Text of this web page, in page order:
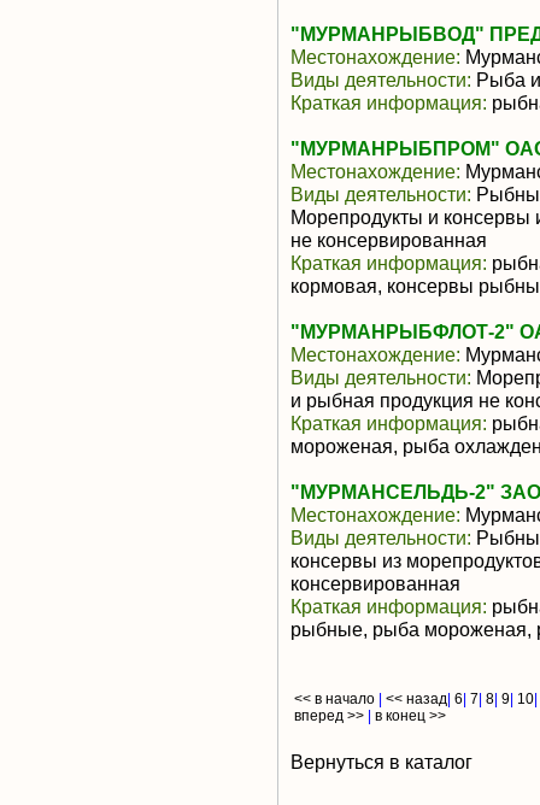
"МУРМАНРЫБВОД"
Местонахождение:
Виды деятельности: Рыба
Краткая информация:
"МУРМАНРЫБПРОМ"
Местонахождение:
Виды деятельности:
Морепродукты и консервы
не консервированная
Краткая информация:
кормовая, консервы
"МУРМАНРЫБФЛОТ-2"
Местонахождение:
Виды деятельности:
и рыбная продукция не
Краткая информация:
мороженая, рыба
"МУРМАНСЕЛЬДЬ-2" ЗАО
Местонахождение:
Виды деятельности:
консервы из
консервированная
Краткая информация:
рыбные, рыба мороженая,
<< в начало << назад 6 7 8 9 10
вперед >>
в конец >>
Вернуться в каталог